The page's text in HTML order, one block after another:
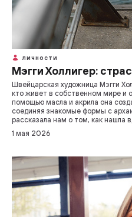
ЛИЧНОСТИ
Мэгги Холлигер:
Швейцарская художница Мэгги
кто живет в собственном мире и
помощью масла и акрила она
соединяя знакомые формы с
рассказала нам о том, как нашла
1 мая 2026